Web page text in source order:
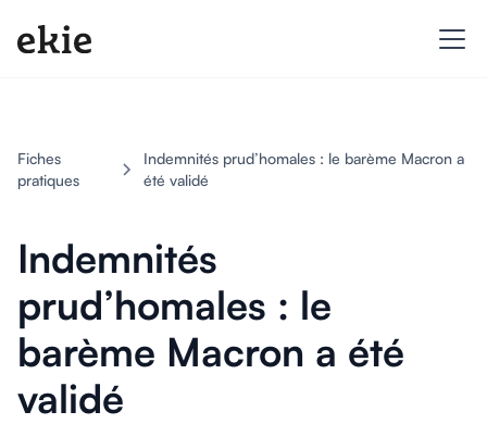
Fiches
pratiques
Indemnités prud’homales : le barème Macron a
été validé
Indemnités
prud’homales : le
barème Macron a été
validé